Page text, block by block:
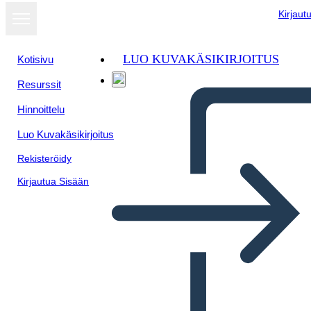
Kotisivu
Resurssit
Hinnoittelu
Luo Kuvakäsikirjoitus
Rekisteröidy
Kirjautua Sisään
LUO KUVAKÄSIKIRJOITUS